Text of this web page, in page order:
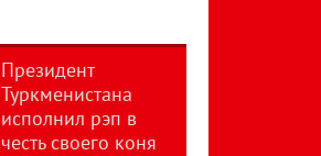
Президент
Туркменистана
исполнил рэп в
честь своего коня